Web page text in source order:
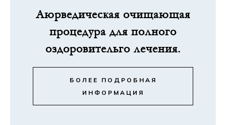
Аюрведическая очищающая
процедура для полного
оздоровительго лечения.
БОЛЕЕ ПОДРОБНАЯ
ИНФОРМАЦИЯ